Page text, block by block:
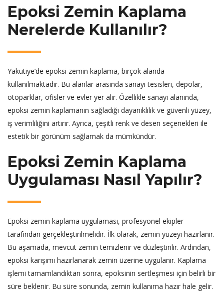
Epoksi Zemin Kaplama
Nerelerde Kullanılır?
Yakutiye’de epoksi zemin kaplama, birçok alanda
kullanılmaktadır. Bu alanlar arasında sanayi tesisleri, depolar,
otoparklar, ofisler ve evler yer alır. Özellikle sanayi alanında,
epoksi zemin kaplamanın sağladığı dayanıklılık ve güvenli yüzey,
iş verimliliğini artırır. Ayrıca, çeşitli renk ve desen seçenekleri ile
estetik bir görünüm sağlamak da mümkündür.
Epoksi Zemin Kaplama
Uygulaması Nasıl Yapılır?
Epoksi zemin kaplama uygulaması, profesyonel ekipler
tarafından gerçekleştirilmelidir. İlk olarak, zemin yüzeyi hazırlanır.
Bu aşamada, mevcut zemin temizlenir ve düzleştirilir. Ardından,
epoksi karışımı hazırlanarak zemin üzerine uygulanır. Kaplama
işlemi tamamlandıktan sonra, epoksinin sertleşmesi için belirli bir
süre beklenir. Bu süre sonunda, zemin kullanıma hazır hale gelir.